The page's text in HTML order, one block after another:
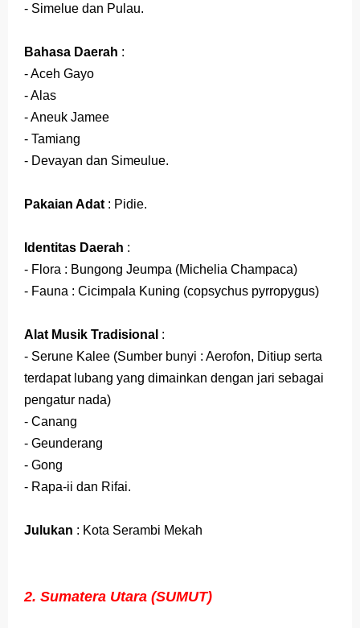
- Simelue dan Pulau.
Bahasa Daerah :
- Aceh Gayo
- Alas
- Aneuk Jamee
- Tamiang
- Devayan dan Simeulue.
Pakaian Adat : Pidie.
Identitas Daerah :
- Flora : Bungong Jeumpa (Michelia Champaca)
- Fauna : Cicimpala Kuning (copsychus pyrropygus)
Alat Musik Tradisional :
- Serune Kalee (Sumber bunyi : Aerofon, Ditiup serta
terdapat lubang yang dimainkan dengan jari sebagai
pengatur nada)
- Canang
- Geunderang
- Gong
- Rapa-ii dan Rifai.
Julukan : Kota Serambi Mekah
2. Sumatera Utara (SUMUT)